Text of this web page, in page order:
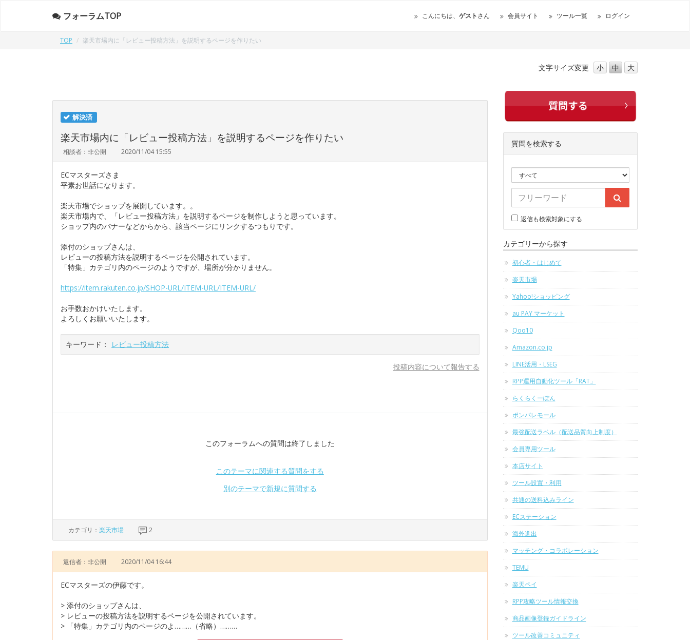
フォーラムTOP こんにちは、 ゲストさん 会員サイト ツール一覧 ログイン
TOP 楽天市場内に「レビュー投稿方法」を説明するページを作りたい
文字サイズ変更 小 中 大
解決済
楽天市場内に「レビュー投稿方法」を説明するページを作りたい
相談者：非公開 2020/11/04 15:55
ECマスターズさま
平素お世話になります。
楽天市場でショップを展開しています。。
楽天市場内で、「レビュー投稿方法」を説明するページを制作しようと思っています。
ショップ内のバナーなどからから、該当ページにリンクするつもりです。
添付のショップさんは、
レビューの投稿方法を説明するページを公開されています。
「特集」カテゴリ内のページのようですが、場所が分かりません。
https://item.rakuten.co.jp/SHOP-URL/ITEM-URL/ITEM-URL/
お手数おかけいたします。
よろしくお願いいたします。
キーワード： レビュー投稿方法
投稿内容について報告する
このフォーラムへの質問は終了しました
このテーマに関連する質問をする
別のテーマで新規に質問する
カテゴリ： 楽天市場 2
返信者：非公開 2020/11/04 16:44
ECマスターズの伊藤です。
> 添付のショップさんは、
> レビューの投稿方法を説明するページを公開されています。
> 「特集」カテゴリ内のページのよ………（省略）………
質問を検索する
返信も検索対象にする
カテゴリーから探す
初心者・はじめて
楽天市場
Yahoo!ショッピング
au PAY マーケット
Qoo10
Amazon.co.jp
LINE活用・LSEG
RPP運用自動化ツール「RAT」
らくらくーぽん
ポンパレモール
最強配送ラベル（配送品質向上制度）
会員専用ツール
本店サイト
ツール設置・利用
共通の送料込みライン
ECステーション
海外進出
マッチング・コラボレーション
TEMU
楽天ペイ
RPP攻略ツール情報交換
商品画像登録ガイドライン
ツール改善コミュニティ